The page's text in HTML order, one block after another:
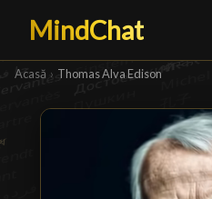
MindChat
Acasă › Thomas Alva Edison